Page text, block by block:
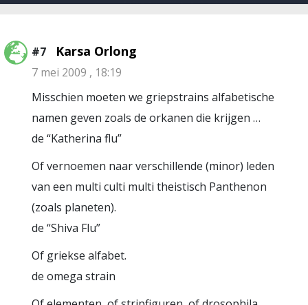
#7 Karsa Orlong
7 mei 2009 , 18:19
Misschien moeten we griepstrains alfabetische
namen geven zoals de orkanen die krijgen …
de “Katherina flu”
Of vernoemen naar verschillende (minor) leden
van een multi culti multi theistisch Panthenon
(zoals planeten).
de “Shiva Flu”
Of griekse alfabet.
de omega strain